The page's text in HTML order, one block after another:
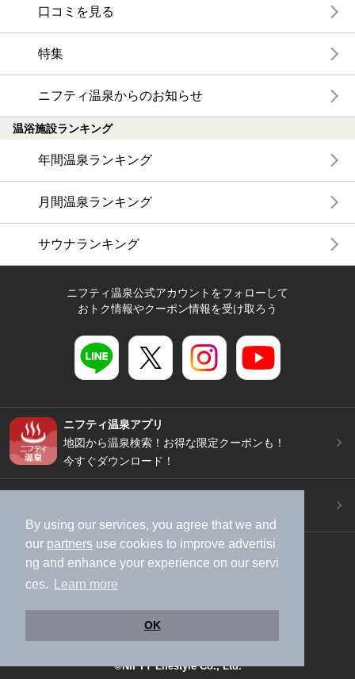
By using our services, you agree that we and
our partners use cookies to improve advertisi
ng and enhance your experience on our servi
ces.
Learn more
OK
口コミを見る
特集
ニフティ温泉からのお知らせ
温浴施設ランキング
年間温泉ランキング
月間温泉ランキング
サウナランキング
ニフティ温泉公式アカウントをフォローして
おトク情報やクーポン情報を受け取ろう
ニフティ温泉アプリ
地図から温泉検索！お得な限定クーポンも！
今すぐダウンロード！
スマートフォン /
PC
加盟店募集（資料請求）
広告出稿のご案内
利用規約
運営会社
個人情報保護ポリシー
©NIFTY Lifestyle Co., Ltd.